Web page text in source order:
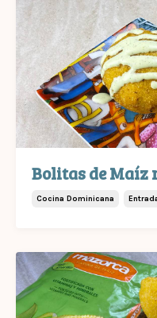
Bolitas de Maíz
Cocina Dominicana